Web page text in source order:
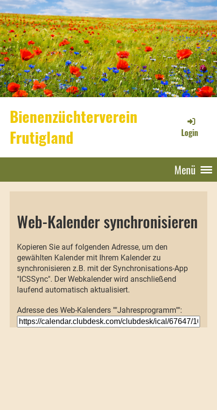
Bienenzüchterverein
Frutigland
Login
Menü
Web-Kalender synchronisieren
Kopieren Sie auf folgenden Adresse, um den
gewählten Kalender mit Ihrem Kalender zu
synchronisieren z.B. mit der Synchronisations-App
"ICSSync". Der Webkalender wird anschließend
laufend automatisch aktualisiert.
Adresse des Web-Kalenders ""Jahresprogramm"":